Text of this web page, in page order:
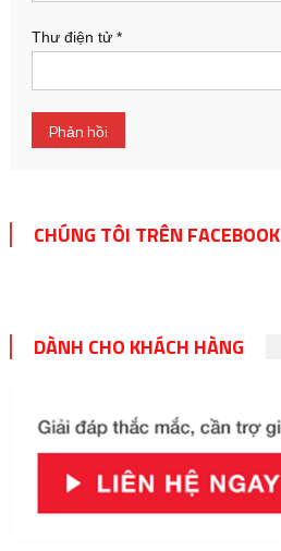
Thư điện tử *
CHÚNG TÔI TRÊN FACEBOOK
DÀNH CHO KHÁCH HÀNG